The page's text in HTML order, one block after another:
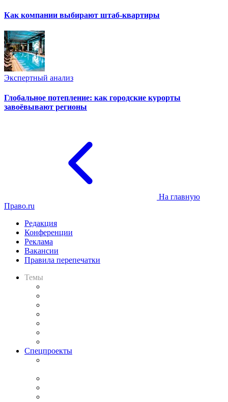
Как компании выбирают штаб-квартиры
Экспертный анализ
Глобальное потепление: как городские курорты
завоёвывают регионы
На главную
Право.ru
Редакция
Конференции
Реклама
Вакансии
Правила перепечатки
Темы
Спецпроекты